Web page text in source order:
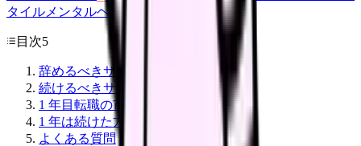
タイル メンタルヘルス
目次5
辞めるべきサイン
続けるべきサイン
1 年目転職の市場価値
1 年は続けた方がいい理由
よくある質問